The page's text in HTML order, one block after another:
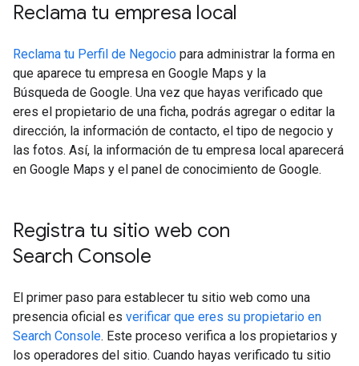
Reclama tu empresa local
Reclama tu Perfil de Negocio para administrar la forma en
que aparece tu empresa en Google Maps y la
Búsqueda de Google. Una vez que hayas verificado que
eres el propietario de una ficha, podrás agregar o editar la
dirección, la información de contacto, el tipo de negocio y
las fotos. Así, la información de tu empresa local aparecerá
en Google Maps y el panel de conocimiento de Google.
Registra tu sitio web con
Search Console
El primer paso para establecer tu sitio web como una
presencia oficial es verificar que eres su propietario en
Search Console. Este proceso verifica a los propietarios y
los operadores del sitio. Cuando hayas verificado tu sitio